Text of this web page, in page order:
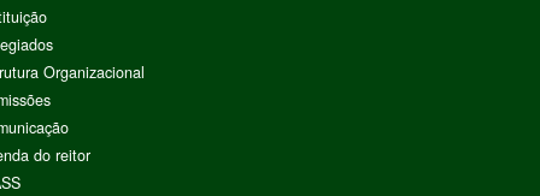
Organizacional
do reitor